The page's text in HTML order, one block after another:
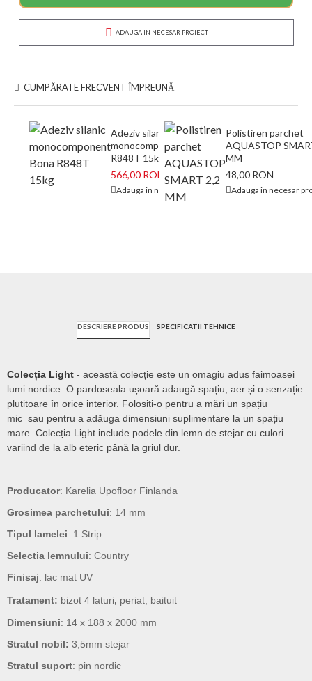
ADAUGA IN NECESAR PROIECT
CUMPĂRATE FRECVENT ÎMPREUNĂ
Adeziv silanic
monocomponent Bona
R848T 15kg
566,00 RON
673,00 RON
Adauga in necesar proiect
Polistiren parchet
AQUASTOP
MM
48,00 RON
Adauga in necesar
DESCRIERE PRODUS SPECIFICATII TEHNICE
Colecția Light - această colecție este un omagiu adus faimoasei
lumi nordice. O pardoseala ușoară adaugă spațiu, aer și o senzație
plutitoare în orice interior. Folosiți-o pentru a mări un spațiu
mic sau pentru a adăuga dimensiuni suplimentare la un spațiu
mare. Colecția Light include podele din lemn de stejar cu culori
variind de la alb eteric până la griul dur.
Producator: Karelia Upofloor Finlanda
Grosimea parchetului: 14 mm
Tipul lamelei: 1 Strip
Selectia lemnului: Country
Finisaj: lac mat UV
Tratament: bizot 4 laturi, periat, baituit
Dimensiuni: 14 x 188 x 2000 mm
Stratul nobil: 3,5mm stejar
Stratul suport: pin nordic